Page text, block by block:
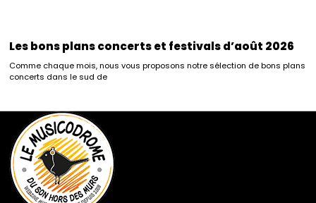
Les bons plans concerts et festivals d’août 2026
Comme chaque mois, nous vous proposons notre sélection de bons plans
concerts dans le sud de